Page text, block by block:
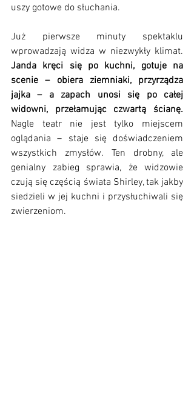
uszy gotowe do słuchania.
Już pierwsze minuty spektaklu
Janda kręci się po kuchni, gotuje na
scenie – obiera ziemniaki, przyrządza
jajka – a zapach unosi się po całej
widowni, przełamując czwartą ścianę.
Nagle teatr nie jest tylko miejscem
oglądania – staje się doświadczeniem
wszystkich zmysłów. Ten drobny, ale
genialny zabieg sprawia, że widzowie
czują się częścią świata Shirley, tak jakby
siedzieli w jej kuchni i przysłuchiwali się
zwierzeniom.